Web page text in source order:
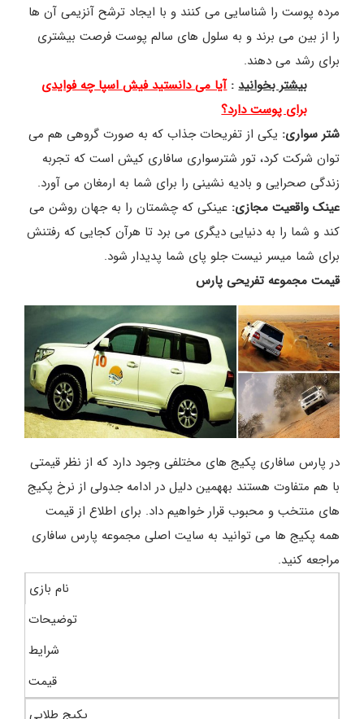
مرده پوست را شناسایی می کنند و با ایجاد ترشح آنزیمی آن ها
را از بین می برند و به سلول های سالم پوست فرصت بیشتری
برای رشد می دهند.
بیشتر بخوانید:آیا می دانستید فیش اسپا چه فوایدی
برای پوست دارد؟
شتر سواری: یکی از تفریحات جذاب که به صورت گروهی هم می
توان شرکت کرد، تور شترسواری سافاری کیش است که تجربه
زندگی صحرایی و بادیه نشینی را برای شما به ارمغان می آورد.
عینک واقعیت مجازی: عینکی که چشمتان را به جهان روشن می
کند و شما را به دنیایی دیگری می برد تا هرآن کجایی که رفتنش
برای شما میسر نیست جلو پای شما پدیدار شود.
قیمت مجموعه تفریحی پارس
در پارس سافاری پکیج های مختلفی وجود دارد که از نظر قیمتی
با هم متفاوت هستند به‎همین دلیل در ادامه جدولی از نرخ‎ پکیج‌
های منتخب و محبوب قرار خواهیم داد. برای اطلاع از قیمت
همه پکیج ها می توانید به سایت اصلی مجموعه پارس سافاری
مراجعه کنید.
نام بازی
توضیحات
شرایط
قیمت
پکیج طلایی